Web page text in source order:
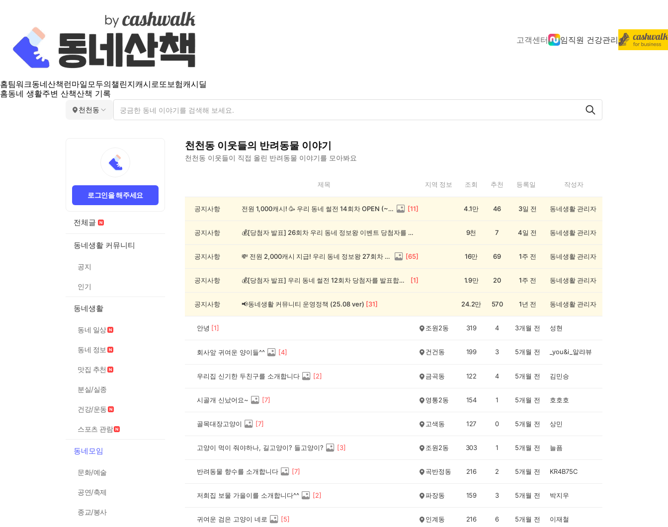
고객센터 임직원 건강관리
홈팀워크동네산책 런마일모두의챌린지캐시로또보험캐시딜
홈동네 생활주변 산책산책 기록
천천동
로그인을 해주세요
전체글
동네생활 커뮤니티
공지
인기
동네생활
동네 일상
동네 정보
맛집 추천
분실/실종
건강/운동
스포츠 관람
동네모임
문화/예술
공연/축제
종교/봉사
천천동 이웃들의 반려동물 이야기
천천동 이웃들이 직접 올린 반려동물 이야기를 모아봐요
동
제목 지역 정보 조회 추천 등록일 작성자
공지사항 전원 1,000캐시! 🥳 우리 동네 썰전 14회차 OPEN (~8/17) [11] 4.1만 46 3일 전 동네생활 관리자
공지사항 💰[당첨자 발표] 26회차 우리 동네 정보왕 이벤트 당첨자를 발표합니다! 9천 7 4일 전 동네생활 관리자
공지사항 💸 전원 2,000캐시 지급! 우리 동네 정보왕 27회차 (~8/10) [65] 16만 69 1주 전 동네생활 관리자
공지사항 💰[당첨자 발표] 우리 동네 썰전 12회차 당첨자를 발표합니다! [1] 1.9만 20 1주 전 동네생활 관리자
공지사항 📢동네생활 커뮤니티 운영정책 (25.08 ver) [31] 24.2만 570 1년 전 동네생활 관리자
안녕 [1] 조원2동 319 4 3개월 전 성현
회사앞 귀여운 양이들^^ [4] 건건동 199 3 5개월 전 _you&i_알랴뷰
우리집 신기한 두친구를 소개합니다 [2] 금곡동 122 4 5개월 전 김민승
시골개 신났어요~ [7] 영통2동 154 1 5개월 전 호호호
골목대장고양이 [7] 고색동 127 0 5개월 전 상민
고양이 먹이 줘야하나, 길고양이? 들고양이? [3] 조원2동 303 1 5개월 전 늘픔
반려동물 향수를 소개합니다 [7] 곡반정동 216 2 5개월 전 KR4B75C
저희집 보물 가을이를 소개합니다^^ [2] 파장동 159 3 5개월 전 박지우
귀여운 검은 고양이 네로 [5] 인계동 216 6 5개월 전 이재철